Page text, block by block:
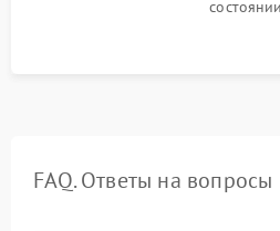
FAQ. Ответы на вопросы